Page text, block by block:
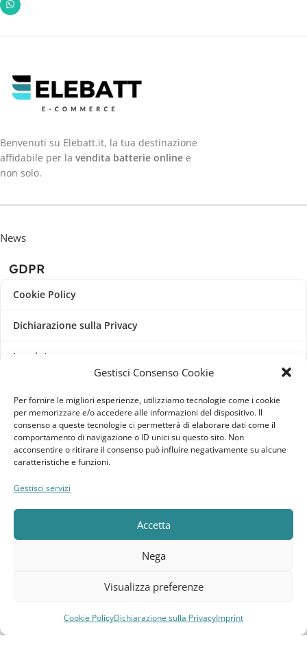
Gestisci Consenso Cookie
Per fornire le migliori esperienze, utilizziamo tecnologie come i cookie
per memorizzare e/o accedere alle informazioni del dispositivo. Il
consenso a queste tecnologie ci permetterà di elaborare dati come il
comportamento di navigazione o ID unici su questo sito. Non
acconsentire o ritirare il consenso può influire negativamente su alcune
caratteristiche e funzioni.
Gestisci servizi
Accetta
Nega
Visualizza preferenze
Cookie PolicyDichiarazione sulla PrivacyImprint
Benvenuti su Elebatt.it, la tua destinazione
affidabile per la vendita batterie online e
non solo.
News
GDPR
Cookie Policy
Dichiarazione sulla Privacy
Imprint
Disconoscimento
Pagine Dedicate
Raffrescatori Evaporativi Industriali
Lista dei desideri
CarrelloMenu